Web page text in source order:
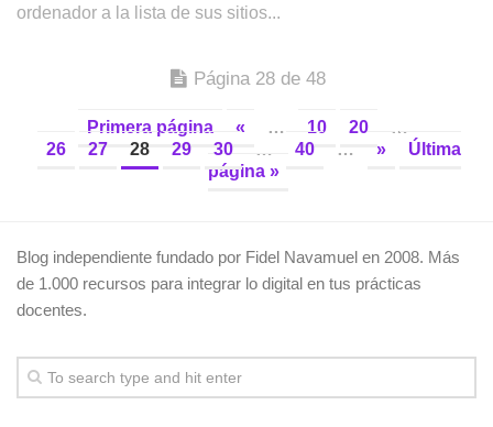
ordenador a la lista de sus sitios...
Página 28 de 48
Primera página « … 10 20
…
26
27 28 29 30 40 … »
Última
página »
Blog independiente fundado por Fidel Navamuel en 2008. Más
de 1.000 recursos para integrar lo digital en tus prácticas
docentes.